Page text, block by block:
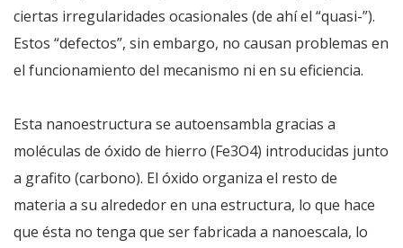
ciertas irregularidades ocasionales (de ahí el “quasi-”).
Estos “defectos”, sin embargo, no causan problemas en
el funcionamiento del mecanismo ni en su eficiencia.
Esta nanoestructura se autoensambla gracias a
moléculas de óxido de hierro (Fe3O4) introducidas junto
a grafito (carbono). El óxido organiza el resto de
materia a su alrededor en una estructura, lo que hace
que ésta no tenga que ser fabricada a nanoescala, lo